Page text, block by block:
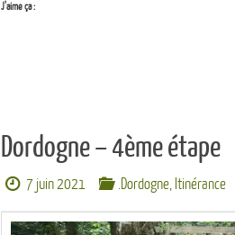
J’aime ça :
Dordogne – 4ème étape
7 juin 2021 .Dordogne, Itinérance